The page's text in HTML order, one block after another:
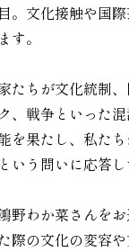
。文化接触や国
す。
たちが文化統制
、戦争といった
を果たし、私た
いう問いに応答し
野わか菜さんを
際の文化の変容